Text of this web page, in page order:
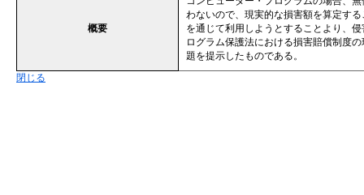
概要
わないので、現実的な損害額を算定す
を通じて利用しようとすることより、
ログラム保護法における損害賠償制度
題を提示したものである。
閉じる